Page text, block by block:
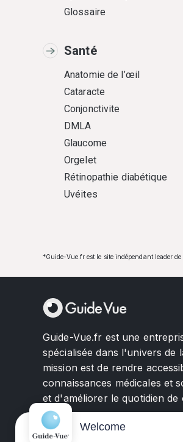
Glossaire
Santé
Anatomie de l’œil
Cataracte
Conjonctivite
DMLA
Glaucome
Orgelet
Rétinopathie diabétique
Uvéites
*Guide-Vue.fr est le site indépendant leader
Guide-Vue.fr est une
spécialisée dans l'univers de
mission est de rendre
connaissances médicales et
et d'améliorer le quotidien de
Welcome